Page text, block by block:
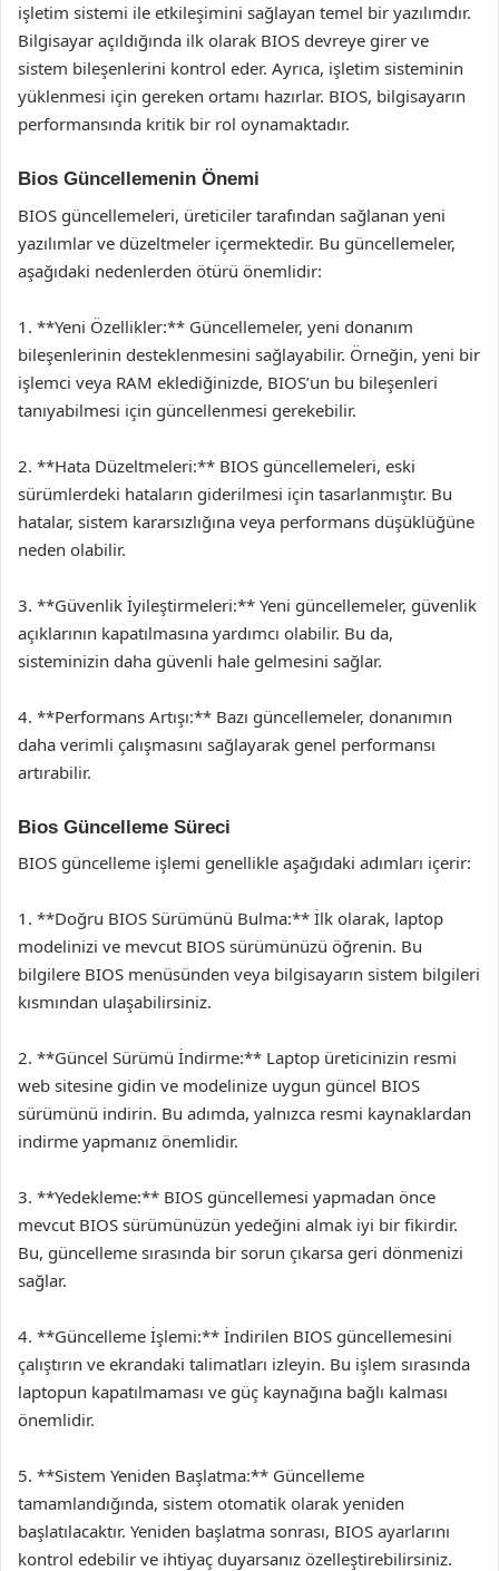
işletim sistemi ile etkileşimini sağlayan temel bir yazılımdır.
Bilgisayar açıldığında ilk olarak BIOS devreye girer ve
sistem bileşenlerini kontrol eder. Ayrıca, işletim sisteminin
yüklenmesi için gereken ortamı hazırlar. BIOS, bilgisayarın
performansında kritik bir rol oynamaktadır.
Bios Güncellemenin Önemi
BIOS güncellemeleri, üreticiler tarafından sağlanan yeni
yazılımlar ve düzeltmeler içermektedir. Bu güncellemeler,
aşağıdaki nedenlerden ötürü önemlidir:
1. **Yeni Özellikler:** Güncellemeler, yeni donanım
bileşenlerinin desteklenmesini sağlayabilir. Örneğin, yeni bir
işlemci veya RAM eklediğinizde, BIOS’un bu bileşenleri
tanıyabilmesi için güncellenmesi gerekebilir.
2. **Hata Düzeltmeleri:** BIOS güncellemeleri, eski
sürümlerdeki hataların giderilmesi için tasarlanmıştır. Bu
hatalar, sistem kararsızlığına veya performans düşüklüğüne
neden olabilir.
3. **Güvenlik İyileştirmeleri:** Yeni güncellemeler, güvenlik
açıklarının kapatılmasına yardımcı olabilir. Bu da,
sisteminizin daha güvenli hale gelmesini sağlar.
4. **Performans Artışı:** Bazı güncellemeler, donanımın
daha verimli çalışmasını sağlayarak genel performansı
artırabilir.
Bios Güncelleme Süreci
BIOS güncelleme işlemi genellikle aşağıdaki adımları içerir:
1. **Doğru BIOS Sürümünü Bulma:** İlk olarak, laptop
modelinizi ve mevcut BIOS sürümünüzü öğrenin. Bu
bilgilere BIOS menüsünden veya bilgisayarın sistem bilgileri
kısmından ulaşabilirsiniz.
2. **Güncel Sürümü İndirme:** Laptop üreticinizin resmi
web sitesine gidin ve modelinize uygun güncel BIOS
sürümünü indirin. Bu adımda, yalnızca resmi kaynaklardan
indirme yapmanız önemlidir.
3. **Yedekleme:** BIOS güncellemesi yapmadan önce
mevcut BIOS sürümünüzün yedeğini almak iyi bir fikirdir.
Bu, güncelleme sırasında bir sorun çıkarsa geri dönmenizi
sağlar.
4. **Güncelleme İşlemi:** İndirilen BIOS güncellemesini
çalıştırın ve ekrandaki talimatları izleyin. Bu işlem sırasında
laptopun kapatılmaması ve güç kaynağına bağlı kalması
önemlidir.
5. **Sistem Yeniden Başlatma:** Güncelleme
tamamlandığında, sistem otomatik olarak yeniden
başlatılacaktır. Yeniden başlatma sonrası, BIOS ayarlarını
kontrol edebilir ve ihtiyaç duyarsanız özelleştirebilirsiniz.